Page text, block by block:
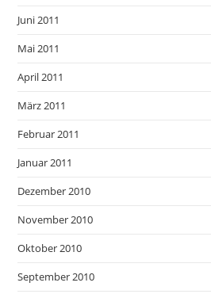
Juni 2011
Mai 2011
April 2011
März 2011
Februar 2011
Januar 2011
Dezember 2010
November 2010
Oktober 2010
September 2010